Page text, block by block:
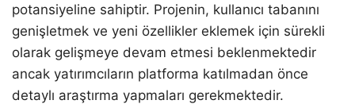
potansiyeline sahiptir. Projenin, kullanıcı tabanını
genişletmek ve yeni özellikler eklemek için sürekli
olarak gelişmeye devam etmesi beklenmektedir
ancak yatırımcıların platforma katılmadan önce
detaylı araştırma yapmaları gerekmektedir.